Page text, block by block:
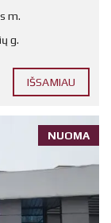
m.
g.
IŠSAMIAU
NUOMA